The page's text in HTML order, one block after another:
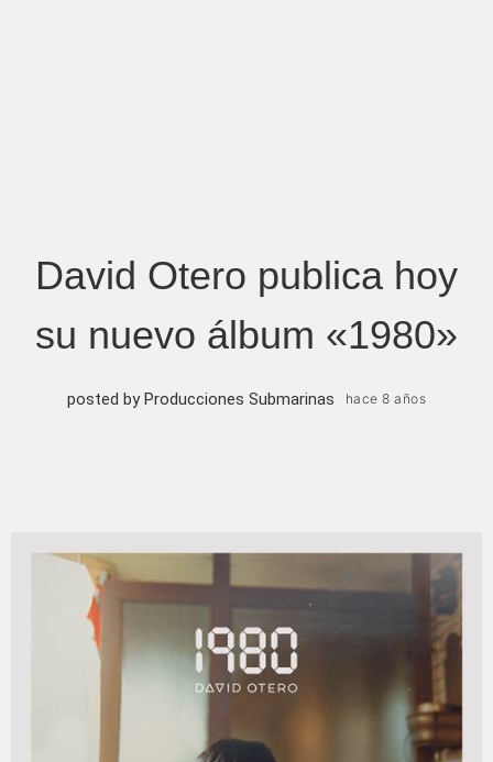
David Otero publica hoy
su nuevo álbum «1980»
posted by Producciones Submarinas hace 8 años